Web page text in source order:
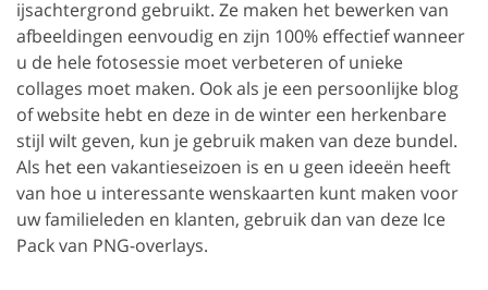
ijsachtergrond gebruikt. Ze maken het bewerken van
afbeeldingen eenvoudig en zijn 100% effectief wanneer
u de hele fotosessie moet verbeteren of unieke
collages moet maken. Ook als je een persoonlijke blog
of website hebt en deze in de winter een herkenbare
stijl wilt geven, kun je gebruik maken van deze bundel.
Als het een vakantieseizoen is en u geen ideeën heeft
van hoe u interessante wenskaarten kunt maken voor
uw familieleden en klanten, gebruik dan van deze Ice
Pack van PNG-overlays.